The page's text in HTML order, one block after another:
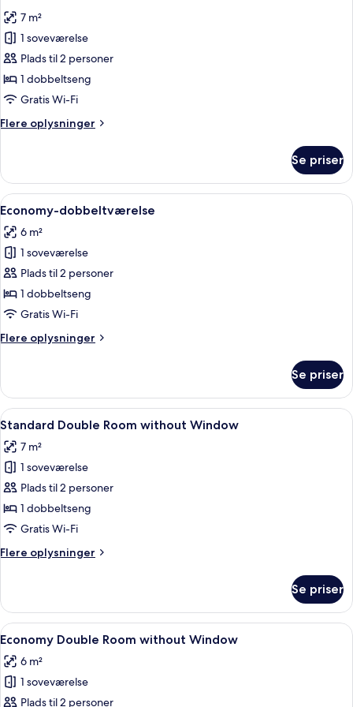
billeder
af
Standard-
dobbeltværelse
7 m²
1 soveværelse
Plads til 2 personer
1 dobbeltseng
Gratis Wi-Fi
Flere oplysninger
Flere
dobbeltværelse
Se priser
Indlæs
alle
billeder
af
Economy-
dobbeltværelse
Et hotelværelse med en seng, et
6
Economy-dobbeltværelse
6 m²
1 soveværelse
Plads til 2 personer
1 dobbeltseng
Gratis Wi-Fi
Flere oplysninger
Flere
dobbeltværelse
Se priser
Indlæs
alle
billeder
af
Standard
Double
Room
Window
Et moderne hotelværelse med seng,
13
Standard Double Room without Window
7 m²
1 soveværelse
Plads til 2 personer
1 dobbeltseng
Gratis Wi-Fi
Flere oplysninger
Flere
Double
Room
without
Se priser
Indlæs
alle
billeder
af
Et hotelværelse med et
9
Economy Double Room without Window
6 m²
1 soveværelse
Plads til 2 personer